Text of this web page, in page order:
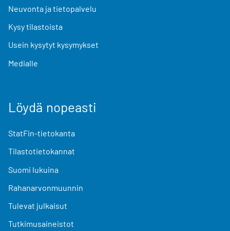
Neuvonta ja tietopalvelu
Kysy tilastoista
Usein kysytyt kysymykset
Medialle
Löydä nopeasti
StatFin-tietokanta
Tilastotietokannat
Suomi lukuina
Rahanarvonmuunnin
Tulevat julkaisut
Tutkimusaineistot